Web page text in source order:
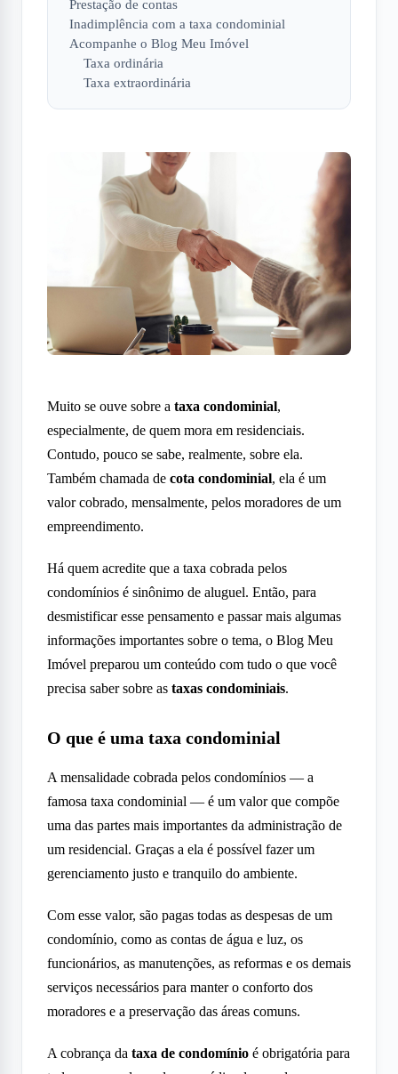
Prestação de contas
Inadimplência com a taxa condominial
Acompanhe o Blog Meu Imóvel
Taxa ordinária
Taxa extraordinária
Muito se ouve sobre a taxa condominial,
especialmente, de quem mora em residenciais.
Contudo, pouco se sabe, realmente, sobre ela.
Também chamada de cota condominial, ela é um
valor cobrado, mensalmente, pelos moradores de um
empreendimento.
Há quem acredite que a taxa cobrada pelos
condomínios é sinônimo de aluguel. Então, para
desmistificar esse pensamento e passar mais algumas
informações importantes sobre o tema, o Blog Meu
Imóvel preparou um conteúdo com tudo o que você
precisa saber sobre as taxas condominiais.
O que é uma taxa condominial
A mensalidade cobrada pelos condomínios — a
famosa taxa condominial — é um valor que compõe
uma das partes mais importantes da administração de
um residencial. Graças a ela é possível fazer um
gerenciamento justo e tranquilo do ambiente.
Com esse valor, são pagas todas as despesas de um
condomínio, como as contas de água e luz, os
funcionários, as manutenções, as reformas e os demais
serviços necessários para manter o conforto dos
moradores e a preservação das áreas comuns.
A cobrança da taxa de condomínio é obrigatória para